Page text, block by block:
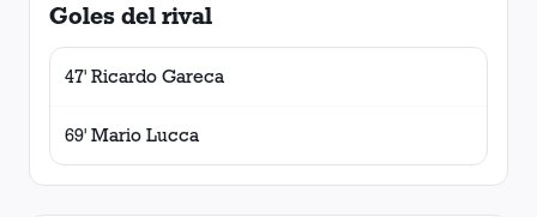
Goles del rival
47' Ricardo Gareca
69' Mario Lucca